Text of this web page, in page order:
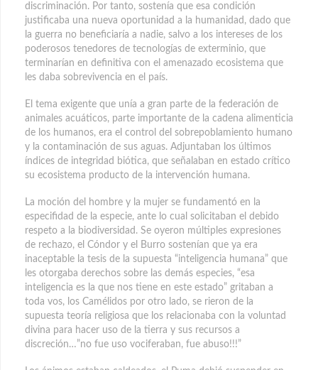
discriminación. Por tanto, sostenía que esa condición
justificaba una nueva oportunidad a la humanidad, dado que
la guerra no beneficiaría a nadie, salvo a los intereses de los
poderosos tenedores de tecnologías de exterminio, que
terminarían en definitiva con el amenazado ecosistema que
les daba sobrevivencia en el país.
El tema exigente que unía a gran parte de la federación de
animales acuáticos, parte importante de la cadena alimenticia
de los humanos, era el control del sobrepoblamiento humano
y la contaminación de sus aguas. Adjuntaban los últimos
índices de integridad biótica, que señalaban en estado crítico
su ecosistema producto de la intervención humana.
La moción del hombre y la mujer se fundamentó en la
especifidad de la especie, ante lo cual solicitaban el debido
respeto a la biodiversidad. Se oyeron múltiples expresiones
de rechazo, el Cóndor y el Burro sostenían que ya era
inaceptable la tesis de la supuesta “inteligencia humana” que
les otorgaba derechos sobre las demás especies, “esa
inteligencia es la que nos tiene en este estado” gritaban a
toda vos, los Camélidos por otro lado, se rieron de la
supuesta teoría religiosa que los relacionaba con la voluntad
divina para hacer uso de la tierra y sus recursos a
discreción…”no fue uso vociferaban, fue abuso!!!”